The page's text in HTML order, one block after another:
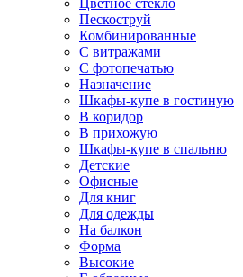
Цветное стекло
Пескоструй
Комбинированные
С витражами
С фотопечатью
Назначение
Шкафы-купе в гостиную
В коридор
В прихожую
Шкафы-купе в спальню
Детские
Офисные
Для книг
Для одежды
На балкон
Форма
Высокие